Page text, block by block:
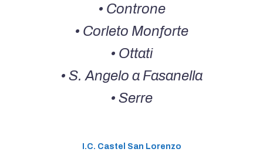
• Controne
• Corleto Monforte
• Ottati
• S. Angelo a Fasanella
• Serre
I.C. Castel San Lorenzo